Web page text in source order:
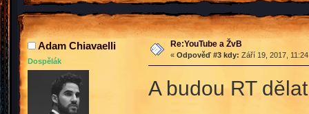
Adam Chiavaelli
Dospělák
Re:YouTube a ŽvB
« Odpověď #3 kdy: Září 19, 2017,
A budou RT